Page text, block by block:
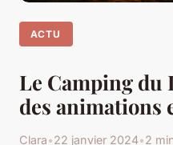
ACTU
Le Camping
des animations
Clara•22 janvier 2024•2